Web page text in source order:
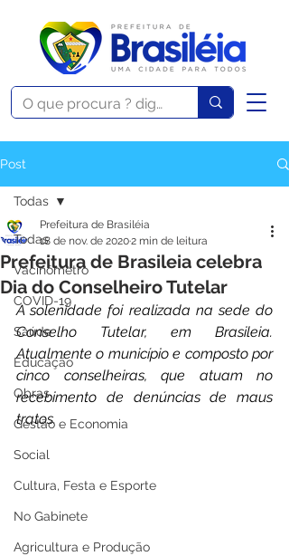
Post
Todas
Vacinômetro
COVID-19
Saúde
Educação
Obras
Gestão e Economia
Social
Cultura, Festa e Esporte
No Gabinete
Agricultura e Produção
Todas
Prefeitura de Brasileia celebra
Dia do Conselheiro Tutelar
Prefeitura de Brasiléia
18 de nov. de 20202 min de leitura
A solenidade foi realizada na sede do
Conselho Tutelar, em Brasileia.
Atualmente o município e composto por
cinco conselheiras, que atuam no
recebimento de denúncias de maus
tratos.